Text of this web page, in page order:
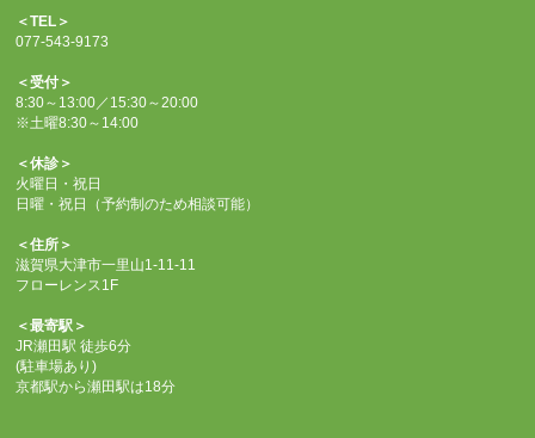
＜TEL＞
077-543-9173
＜受付＞
8:30～13:00／15:30～20:00
※土曜8:30～14:00
＜休診＞
火曜日・祝日
日曜・祝日（予約制のため相談可能）
＜住所＞
滋賀県大津市一里山1-11-11
フローレンス1F
＜最寄駅＞
JR瀬田駅 徒歩6分
(駐車場あり)
京都駅から瀬田駅は18分